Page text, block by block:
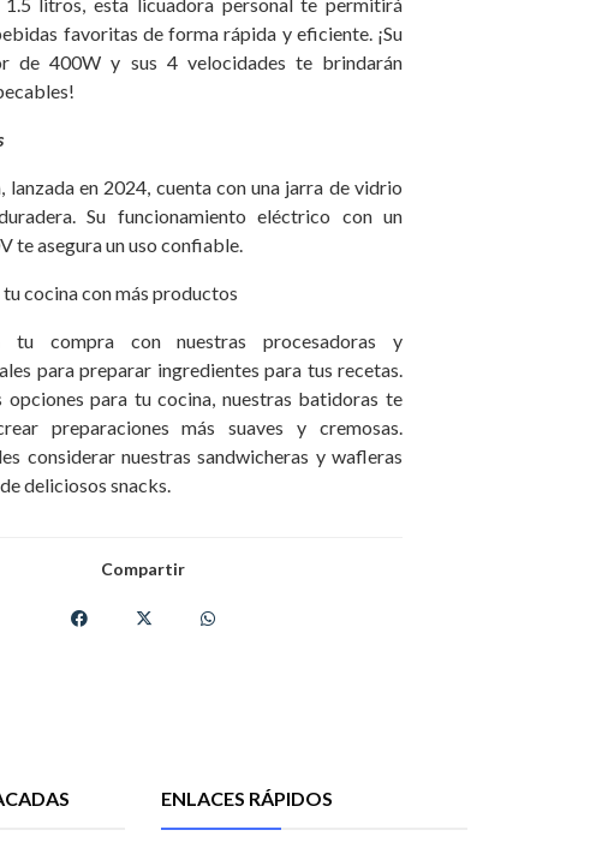
favoritas de forma rápida y eficiente. ¡Su
de 400W y sus 4 velocidades te brindarán
lanzada en 2024, cuenta con una jarra de vidrio
Su funcionamiento eléctrico con un
te asegura un uso confiable.
cocina con más productos
tu compra con nuestras procesadoras y
para preparar ingredientes para tus recetas.
opciones para tu cocina, nuestras batidoras te
preparaciones más suaves y cremosas.
considerar nuestras sandwicheras y wafleras
deliciosos snacks.
Compartir
ENLACES RÁPIDOS